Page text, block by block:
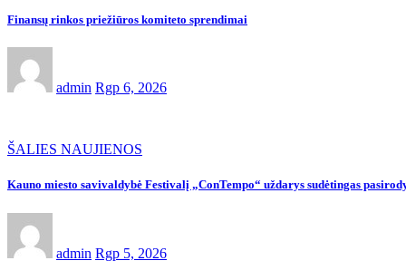
Finansų rinkos priežiūros komiteto sprendimai
admin Rgp 6, 2026
ŠALIES NAUJIENOS
Kauno miesto savivaldybė Festivalį „ConTempo“ uždarys sudėtingas
admin Rgp 5, 2026